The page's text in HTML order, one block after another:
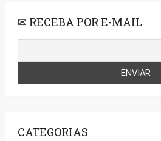
✉ RECEBA POR E-MAIL
CATEGORIAS